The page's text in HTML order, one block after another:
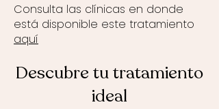
Consulta las clínicas en donde
está disponible este tratamiento
aquí
Descubre tu tratamiento
ideal